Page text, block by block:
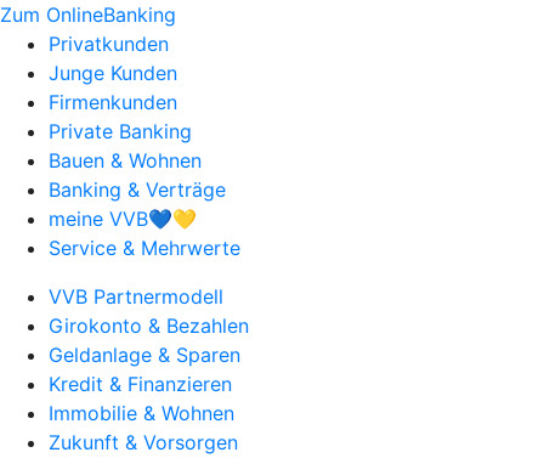
Zum OnlineBanking
Privatkunden
Junge Kunden
Firmenkunden
Private Banking
Bauen & Wohnen
Banking & Verträge
meine VVB💙💛
Service & Mehrwerte
VVB Partnermodell
Girokonto & Bezahlen
Geldanlage & Sparen
Kredit & Finanzieren
Immobilie & Wohnen
Zukunft & Vorsorgen